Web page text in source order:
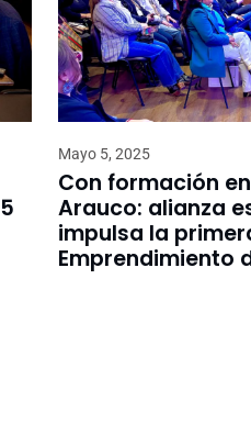
Mayo 5, 2025
Con formación
Arauco: alianza
impulsa la
Emprendimiento